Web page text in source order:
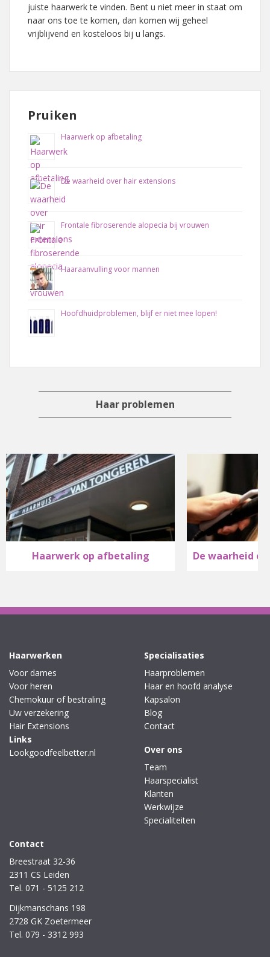
juiste haarwerk te vinden. Bent u niet meer in staat om
naar ons toe te komen, dan komen wij geheel
vrijblijvend en kosteloos bij u langs.
Pruiken
Haarwerk op afbetaling
De waarheid over hair extensions
Frontale fibroserende alopecia bij vrouwen
Haaraanvulling voor mannen
Hoofdhuidproblemen, blijf er niet mee lopen!
Haar problemen
Haarwerk op afbetaling
Haarwerken
Voor dames
Voor heren
Chemokuur of bestraling
Uw verzekering
Hair Extensions
Links
Lookgoodfeelbetter.nl
Specialisaties
Haarproblemen
Haar en hoofd analyse
Kapsalon
Blog
Contact
Over ons
Team
Haarspecialist
Klanten
Werkwijze
Specialiteiten
Contact
Breestraat 32-36
2311 CS Leiden
Tel. 071 - 5125 212
Dijkmanschans 198
2728 GK Zoetermeer
Tel. 079 - 3312 993